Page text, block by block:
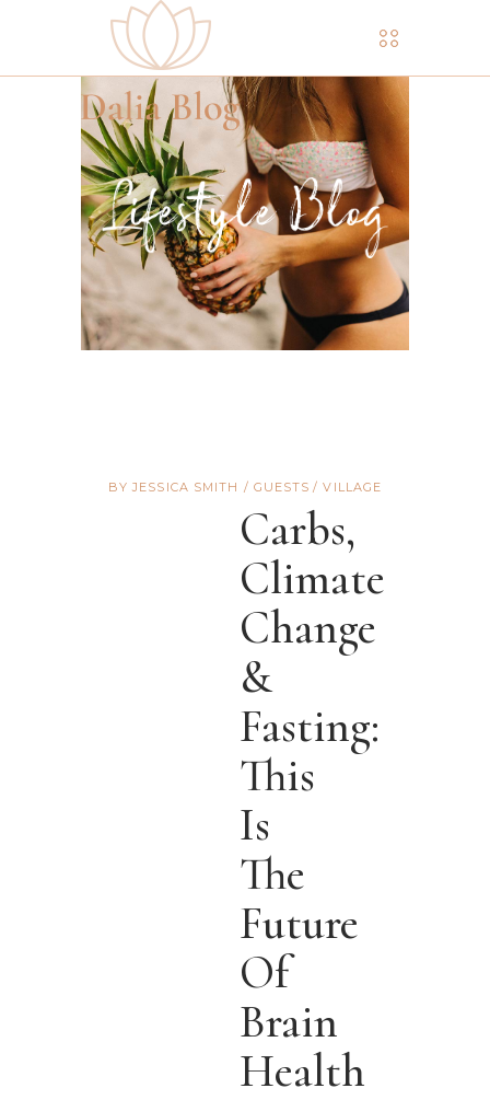
BYJESSICA SMITH GUESTS VILLAGE
Carbs,
Climate
Change
&
Fasting:
This
Is
The
Future
Of
Brain
Health